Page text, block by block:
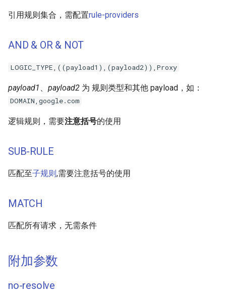
引用规则集合，需配置rule-providers
AND & OR & NOT
LOGIC_TYPE,((payload1),(payload2)),Proxy
payload1 、 payload2 为 规则类型和其他 payload，如：
DOMAIN,google.com
逻辑规则，需要注意括号的使用
SUB-RULE
匹配至子规则 ,需要注意括号的使用
MATCH
匹配所有请求，无需条件
附加参数
no-resolve